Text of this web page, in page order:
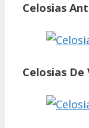
Celosias
Celosias